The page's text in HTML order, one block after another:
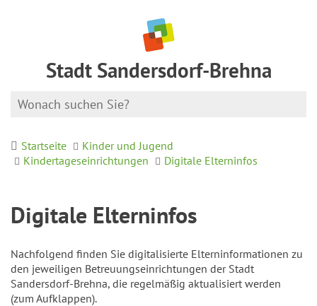
Stadt Sandersdorf-Brehna
Startseite
Kinder und Jugend
Kindertageseinrichtungen
Digitale Elterninfos
Digitale Elterninfos
Nachfolgend finden Sie digitalisierte Elterninformationen zu
den jeweiligen Betreuungseinrichtungen der Stadt
Sandersdorf-Brehna, die regelmäßig aktualisiert werden
(zum Aufklappen).